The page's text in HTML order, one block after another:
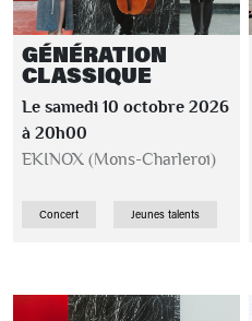
GÉNÉRATION
CLASSIQUE
Le samedi 10 octobre 2026
à 20h00
EKINOX (Mons-Charleroi)
Concert Jeunes talents